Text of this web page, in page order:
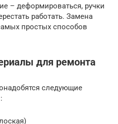
– деформироваться, ручки
работать. Замена
простых способов
для ремонта
следующие